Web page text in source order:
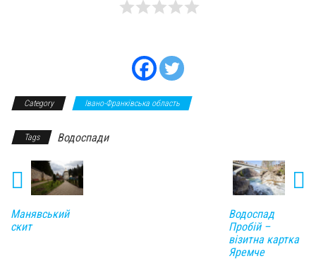
Category Івано-Франківська область
Tags Водоспади
Манявський
скит
Водоспад
Пробій –
візитна картка
Яремче